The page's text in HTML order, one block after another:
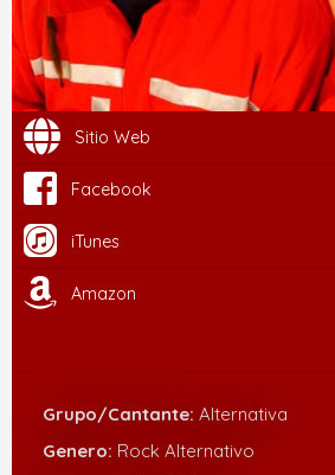
Sitio Web
Facebook
iTunes
Amazon
Grupo/Cantante: Alternativa
Genero: Rock Alternativo